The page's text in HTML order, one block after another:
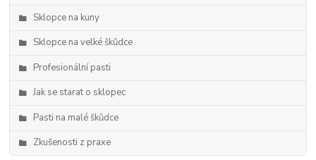
Sklopce na kuny
Sklopce na velké škůdce
Profesionální pasti
Jak se starat o sklopec
Pasti na malé škůdce
Zkušenosti z praxe